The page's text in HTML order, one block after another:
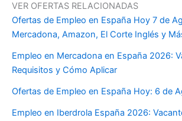
VER OFERTAS RELACIONADAS
Ofertas de Empleo en España Hoy 7 de
Mercadona, Amazon, El Corte Inglés y
Empleo en Mercadona en España 2026:
Requisitos y Cómo Aplicar
Ofertas de Empleo en España Hoy: 6 de
Empleo en Iberdrola España 2026: